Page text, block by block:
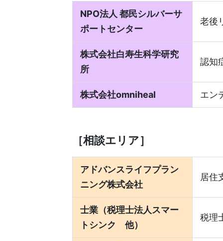
NPO法人 都民シルバーサ
ポートセンター
老後
株式会社白寿生科学研究
所
認知
株式会社omniheal エン
［相談エリア］
アドバンスライフプラン
ニング株式会社
居住
士業（税理士法人スマー
トシンク 他）
税理